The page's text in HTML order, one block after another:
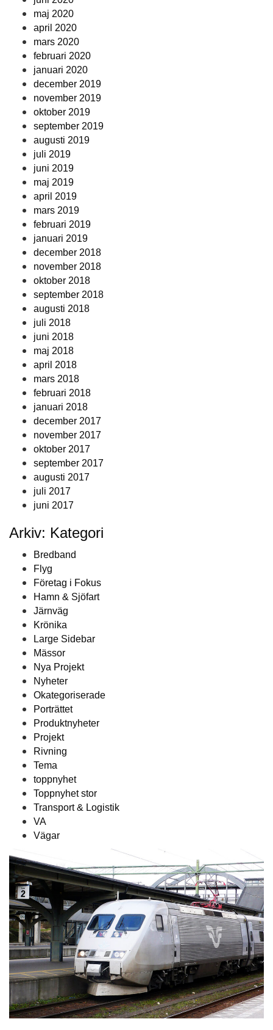
maj 2020
april 2020
mars 2020
februari 2020
januari 2020
december 2019
november 2019
oktober 2019
september 2019
augusti 2019
juli 2019
juni 2019
maj 2019
april 2019
mars 2019
februari 2019
januari 2019
december 2018
november 2018
oktober 2018
september 2018
augusti 2018
juli 2018
juni 2018
maj 2018
april 2018
mars 2018
februari 2018
januari 2018
december 2017
november 2017
oktober 2017
september 2017
augusti 2017
juli 2017
juni 2017
Arkiv: Kategori
Bredband
Flyg
Företag i Fokus
Hamn & Sjöfart
Järnväg
Krönika
Large Sidebar
Mässor
Nya Projekt
Nyheter
Okategoriserade
Porträttet
Produktnyheter
Projekt
Rivning
Tema
toppnyhet
Toppnyhet stor
Transport & Logistik
VA
Vägar